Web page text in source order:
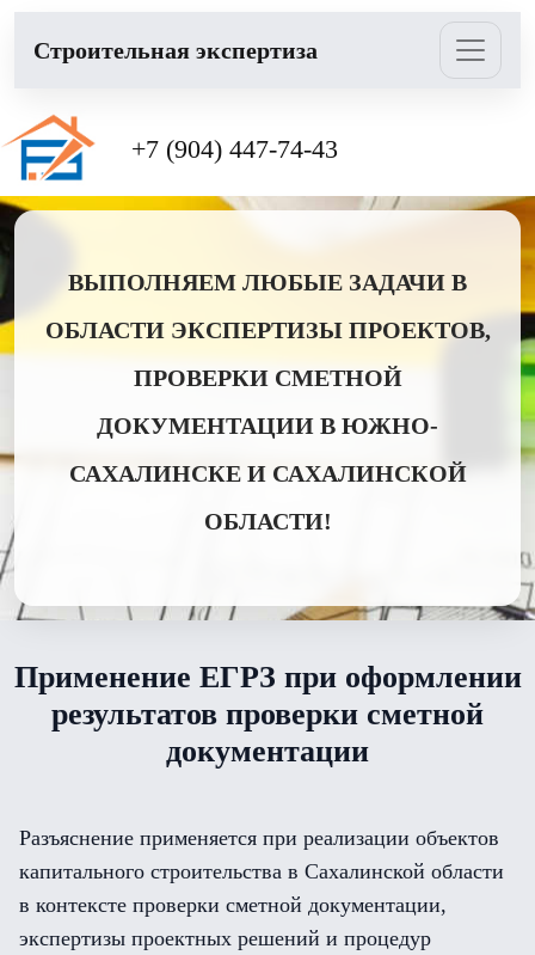
Cтроительная экспертиза
+7 (904) 447-74-43
ВЫПОЛНЯЕМ ЛЮБЫЕ ЗАДАЧИ В
ОБЛАСТИ ЭКСПЕРТИЗЫ ПРОЕКТОВ,
ПРОВЕРКИ СМЕТНОЙ
ДОКУМЕНТАЦИИ В ЮЖНО-
САХАЛИНСКЕ И САХАЛИНСКОЙ
ОБЛАСТИ!
Применение ЕГРЗ при оформлении
результатов проверки сметной
документации
Разъяснение применяется при реализации объектов
капитального строительства в Сахалинской области
в контексте проверки сметной документации,
экспертизы проектных решений и процедур